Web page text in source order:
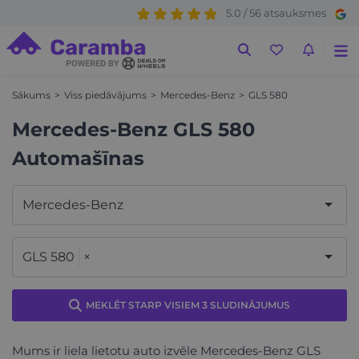
5.0 / 56 atsauksmes
Sākums Viss piedāvājums Mercedes-Benz GLS 580
Mercedes-Benz GLS 580
Automašīnas
Mercedes-Benz
GLS 580 ×
MEKLĒT STARP VISIEM 3 SLUDINĀJUMUS
Mums ir liela lietotu auto izvēle Mercedes-Benz GLS